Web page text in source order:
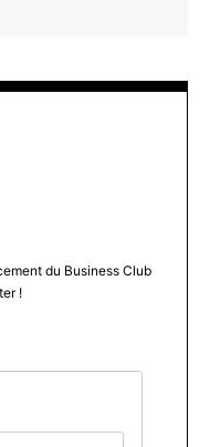
du Business Club
!